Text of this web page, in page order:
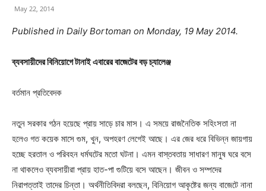
May 22, 2014
Published in Daily Bortoman on Monday, 19 May 2014.
ব্যবসায়ীদের বিনিয়োগে টানাই এবারের বাজেটের বড় চ্যালেঞ্জ
বর্তমান প্রতিবেদক
নতুন সরকার গঠন হয়েছে প্রায় সাড়ে চার মাস। এ সময়ে রাজনৈতিক সহিংসতা না
হলেও গত কয়েক মাসে গুম, খুন, অপহরণ লেগেই আছে। এর জের ধরে বিভিন্ন জায়গায়
হচ্ছে হরতাল ও পরিবহন ধর্মঘটের মতো ঘটনা। এমন বাস্তবতায় সাধারণ মানুষ ঘরে বসে
না থাকলেও ব্যবসায়ীরা প্রায় হাত-পা গুটিয়ে বসে আছেন। জীবন ও সম্পদের
নিরাপত্তাই তাদের চিন্তা। অর্থনীতিবিদরা বলছেন, বিনিয়োগ আকৃষ্টের জন্য বাজেটে নানা